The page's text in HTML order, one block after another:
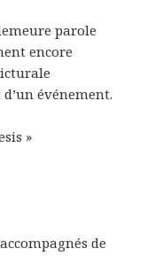
parole
encore
événement.
»
de